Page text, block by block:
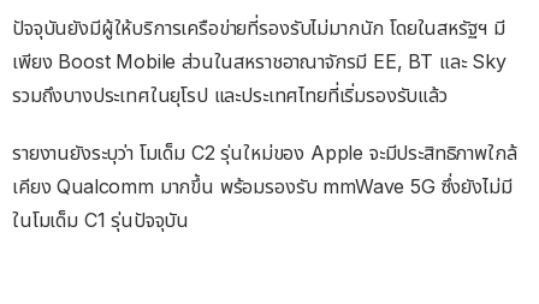
ปัจจุบันยังมีผู้ให้บริการเครือข่ายที่รองรับไม่มากนัก โดยในสหรัฐฯ มี
เพียง Boost Mobile ส่วนในสหราชอาณาจักรมี EE, BT และ Sky
รวมถึงบางประเทศในยุโรป และประเทศไทยที่เริ่มรองรับแล้ว
รายงานยังระบุว่า โมเด็ม C2 รุ่นใหม่ของ Apple จะมีประสิทธิภาพใกล้
เคียง Qualcomm มากขึ้น พร้อมรองรับ mmWave 5G ซึ่งยังไม่มี
ในโมเด็ม C1 รุ่นปัจจุบัน